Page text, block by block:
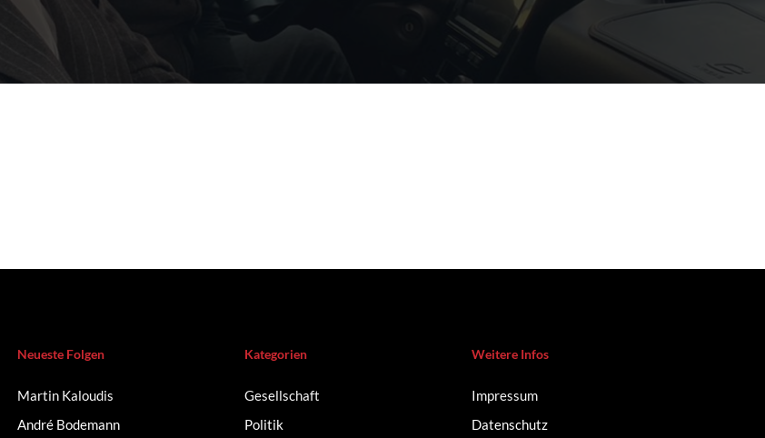
Neueste Folgen
Martin Kaloudis
André Bodemann
Kategorien
Gesellschaft
Politik
Weitere Infos
Impressum
Datenschutz